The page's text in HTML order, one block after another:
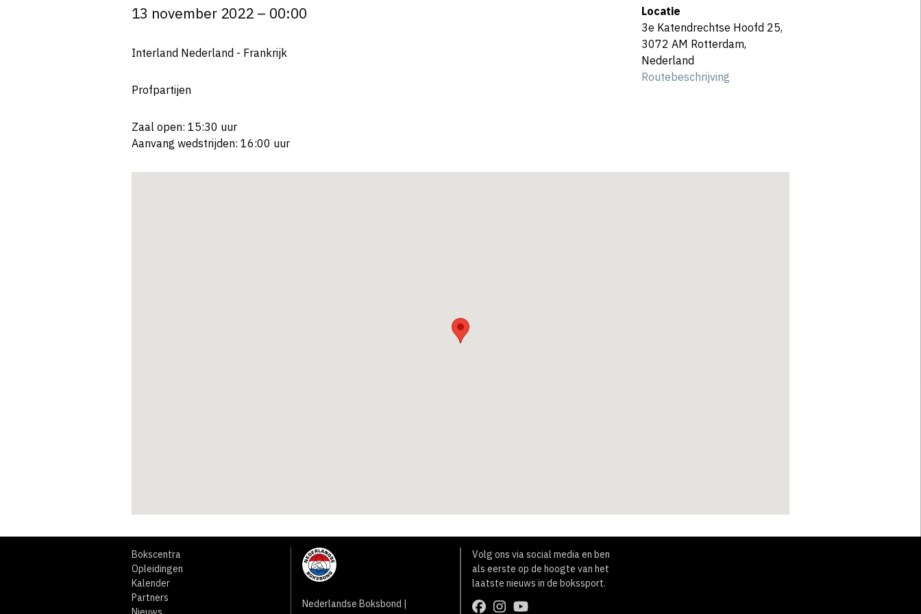
13 november 2022 – 00:00
Interland Nederland - Frankrijk
Profpartijen
Zaal open: 15:30 uur
Aanvang wedstrijden: 16:00 uur
Locatie
3e Katendrechtse Hoofd 25,
3072 AM Rotterdam,
Nederland
Routebeschrijving
Bokscentra
Opleidingen
Kalender
Partners
Nederlandse Boksbond |
Volg ons via social media en ben
als eerste op de hoogte van het
laatste nieuws in de bokssport.